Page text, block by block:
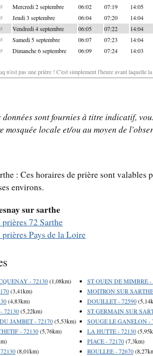
Mercredi 2 septembre 06:02 07:19 14:05
Jeudi 3 septembre 06:04 07:20 14:04
Vendredi 4 septembre 06:05 07:22 14:04
Samedi 5 septembre 06:07 07:23 14:04
Dimanche 6 septembre 06:09 07:24 14:03
n'est pas une prière ! C'est simplement l'heure avant laquelle
sont fournies à titre indicatif,
mosquée locale et/ou au moyen de
: Ces horaires de prière sont
environs.
sur sarthe
72 Sarthe
Pays de la Loire
- 72130(1,08km)
(3,41km)
(4,83km)
72130(5,22km)
JAMBET - 72170(5,53km)
- 72130(5,76km)
(8,01km)
ST OUEN DE MIMBRE -
MOITRON SUR
DOUILLET - 72590
ST GERMAIN SUR
SOUGE LE GANELON -
LA HUTTE - 72130
PIACE - 72170(7,3km)
ROULLEE - 72670